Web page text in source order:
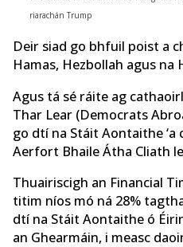
riarachán Trump
Deir siad go bhfuil poist a
Hamas, Hezbollah agus
Agus tá sé ráite ag
Thar Lear (Democrats
go dtí na Stáit Aontaithe ‘a
Aerfort Bhaile Átha Cliath
Thuairiscigh an Financial
titim níos mó ná 28%
dtí na Stáit Aontaithe ó
an Ghearmáin, i measc